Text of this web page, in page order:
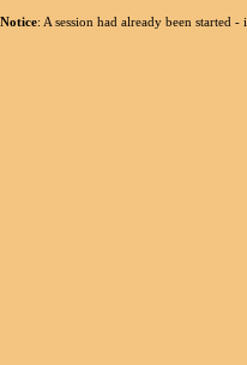
Notice: A session had already been started